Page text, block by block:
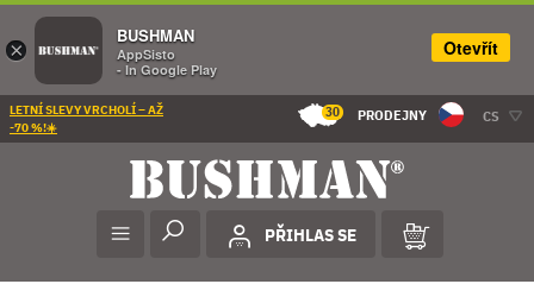
LETNÍ SLEVY VRCHOLÍ – AŽ
-70 %!☀️
30 PRODEJNY CS
PŘIHLAS SE
×
BUSHMAN
AppSisto
- In Google Play
Otevřít